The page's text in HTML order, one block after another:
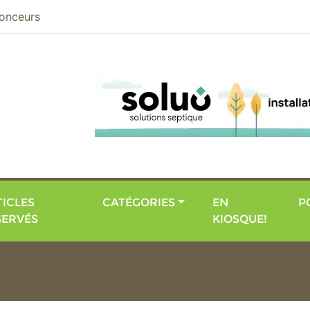
CATÉGORIES
EN
KIOSQUE!